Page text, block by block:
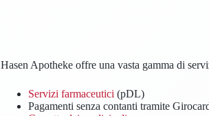
Hasen Apotheke offre una vasta gamma di
Servizi farmaceutici (pDL)
Pagamenti senza contanti tramite